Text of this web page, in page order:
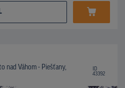
nad Váhom - Piešťany,
ID
43392